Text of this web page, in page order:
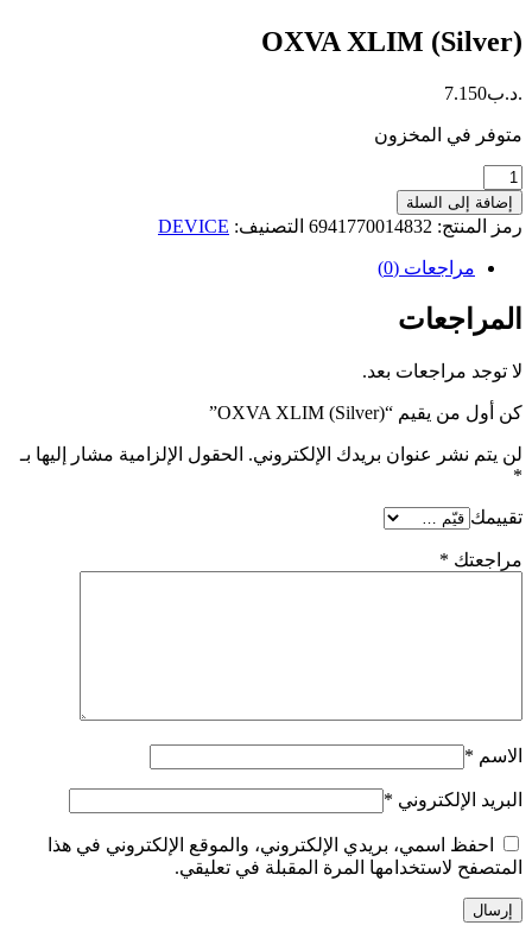
OXVA XLIM (Silver)
.د.ب7.150
متوفر في المخزون
كمية
OXVA
XLIM
(Silver)
إضافة إلى السلة
رمز المنتج: 6941770014832 التصنيف: DEVICE
مراجعات (0)
المراجعات
لا توجد مراجعات بعد.
كن أول من يقيم “OXVA XLIM (Silver)”
لن يتم نشر عنوان بريدك الإلكتروني. الحقول الإلزامية مشار إليها بـ
*
تقييمك
مراجعتك *
الاسم *
البريد الإلكتروني *
احفظ اسمي، بريدي الإلكتروني، والموقع الإلكتروني في هذا
المتصفح لاستخدامها المرة المقبلة في تعليقي.
إرسال